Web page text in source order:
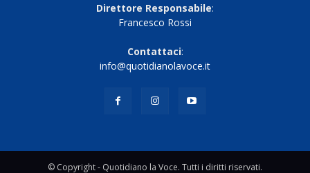
Direttore Responsabile:
Francesco Rossi
Contattaci:
info@quotidianolavoce.it
© Copyright - Quotidiano la Voce. Tutti i diritti riservati.